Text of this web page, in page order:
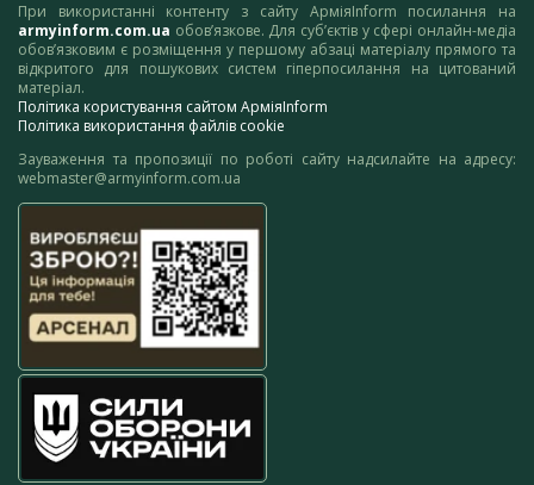
При використанні контенту з сайту АрміяInform посилання на
armyinform.com.ua обов’язкове. Для суб’єктів у сфері онлайн-медіа
обов’язковим є розміщення у першому абзаці матеріалу прямого та
відкритого для пошукових систем гіперпосилання на цитований
матеріал.
Політика користування сайтом АрміяInform
Політика використання файлів cookie
Зауваження та пропозиції по роботі сайту надсилайте на адресу:
webmaster@armyinform.com.ua